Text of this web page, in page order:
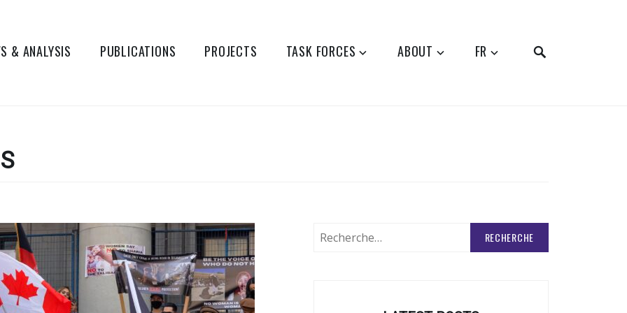
& ANALYSIS PUBLICATIONS PROJECTS TASK FORCES ABOUT FR